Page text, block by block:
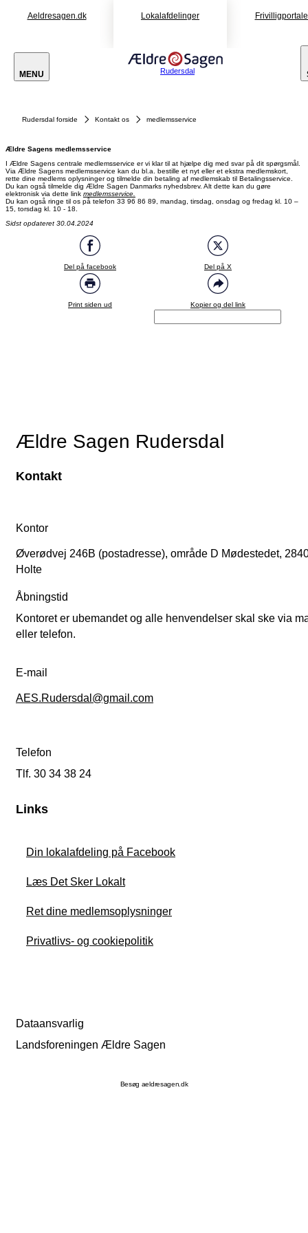
Aeldresagen.dk Lokalafdelinger
MENU Rudersdal
Rudersdal forside Kontakt os medlemsservice
Ældre Sagens medlemsservice
I Ældre Sagens centrale medlemsservice er vi klar til at hjælpe dig med svar på dit spørgsmål.
Via Ældre Sagens medlemsservice kan du bl.a. bestille et nyt eller et ekstra medlemskort,
rette dine medlems oplysninger og tilmelde din betaling af medlemskab til Betalingsservice.
Du kan også tilmelde dig Ældre Sagen Danmarks nyhedsbrev. Alt dette kan du gøre
elektronisk via dette link medlemsservice.
Du kan også ringe til os på telefon 33 96 86 89, mandag, tirsdag, onsdag og fredag kl. 10 –
15, torsdag kl. 10 - 18.
Sidst opdateret 30.04.2024
Del på facebook Del på X
Print siden ud Kopier og del link
Ældre Sagen Rudersdal
Kontakt
Kontor
Øverødvej 246B (postadresse), område D Mødestedet,
Holte
Åbningstid
Kontoret er ubemandet og alle henvendelser skal ske via
eller telefon.
E-mail
AES.Rudersdal@gmail.com
Telefon
Tlf. 30 34 38 24
Links
Din lokalafdeling på Facebook
Læs Det Sker Lokalt
Ret dine medlemsoplysninger
Privatlivs- og cookiepolitik
Dataansvarlig
Landsforeningen Ældre Sagen
Besøg aeldresagen.dk